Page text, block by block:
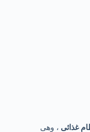
غذائى ، وهى